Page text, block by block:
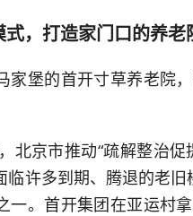
，打造家门口的养老
家堡的首开寸草养老院
北京市推动“疏解整治
临许多到期、腾退的老
一。首开集团在亚运村